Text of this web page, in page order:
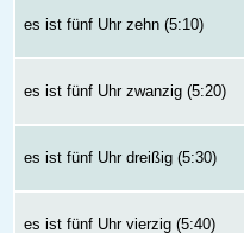
es ist fünf Uhr zehn (5:10)
es ist fünf Uhr zwanzig (5:20)
es ist fünf Uhr dreißig (5:30)
es ist fünf Uhr vierzig (5:40)